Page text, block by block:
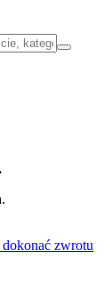
zwrotu